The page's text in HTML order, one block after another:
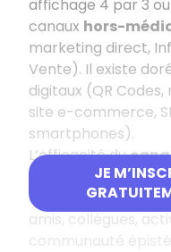
JE
affichage 4 par 3
canaux hors-
marketing direct,
Vente). Il existe
digitaux (QR Codes,
site e-commerce,
smartphones).
L’efficacité du
communication
exploite
amis, collègues,
communauté